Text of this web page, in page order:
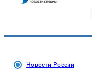
Новости России